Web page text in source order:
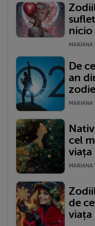
nicio
De
an
zodie
cel
viața
de
viața